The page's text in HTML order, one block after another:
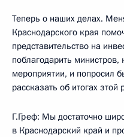
Теперь о наших делах.
Краснодарского края
представительство на
поблагодарить министров,
мероприятии, и попросил
рассказать об итогах этой
Г.Греф: Мы достаточно
в Краснодарский край и